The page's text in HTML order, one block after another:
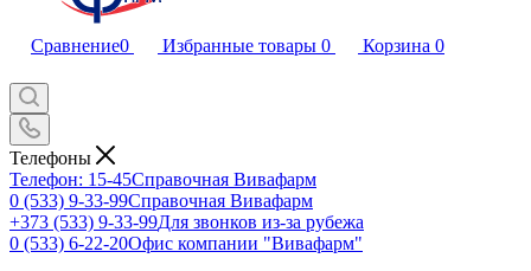
Сравнение0 Избранные товары 0 Корзина 0
Телефоны
Телефон: 15-45Справочная Вивафарм
0 (533) 9-33-99Справочная Вивафарм
+373 (533) 9-33-99Для звонков из-за рубежа
0 (533) 6-22-20Офис компании "Вивафарм"